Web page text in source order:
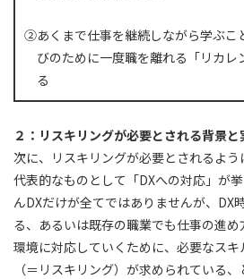
②あくまで仕事を継続しながら学ぶこ
びのために一度職を離れる「リカ
る
２：リスキリングが必要とされる背景と
次に、リスキリングが必要とされるよう
代表的なものとして「DXへの対応」が
んDXだけが全てではありませんが、DX
る、あるいは既存の職業でも仕事の進め
環境に対応していくために、必要なス
（＝リスキリング）が求められている、